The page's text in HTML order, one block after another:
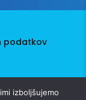
podatkov
izboljšujemo